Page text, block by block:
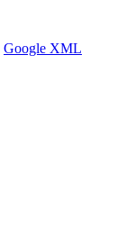
Google XML